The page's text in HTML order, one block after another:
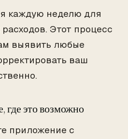
каждую неделю для
Этот процесс
выявить любые
ваш
где это возможно
приложение с